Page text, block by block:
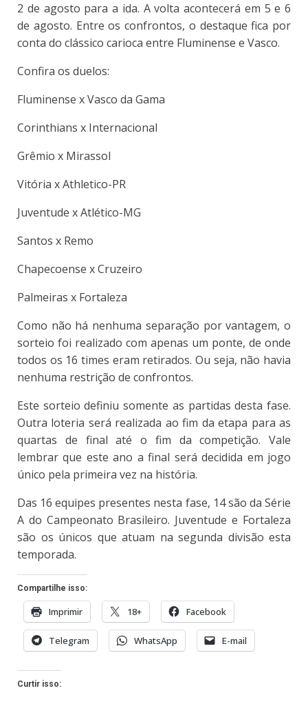
2 de agosto para a ida. A volta acontecerá em 5 e 6
de agosto. Entre os confrontos, o destaque fica por
conta do clássico carioca entre Fluminense e Vasco.
Confira os duelos:
Fluminense x Vasco da Gama
Corinthians x Internacional
Grêmio x Mirassol
Vitória x Athletico-PR
Juventude x Atlético-MG
Santos x Remo
Chapecoense x Cruzeiro
Palmeiras x Fortaleza
Como não há nenhuma separação por vantagem, o
sorteio foi realizado com apenas um ponte, de onde
todos os 16 times eram retirados. Ou seja, não havia
nenhuma restrição de confrontos.
Este sorteio definiu somente as partidas desta fase.
Outra loteria será realizada ao fim da etapa para as
quartas de final até o fim da competição. Vale
lembrar que este ano a final será decidida em jogo
único pela primeira vez na história.
Das 16 equipes presentes nesta fase, 14 são da Série
A do Campeonato Brasileiro. Juventude e Fortaleza
são os únicos que atuam na segunda divisão esta
temporada.
Compartilhe isso:
Imprimir 18+ Facebook
Telegram WhatsApp E-mail
Curtir isso: